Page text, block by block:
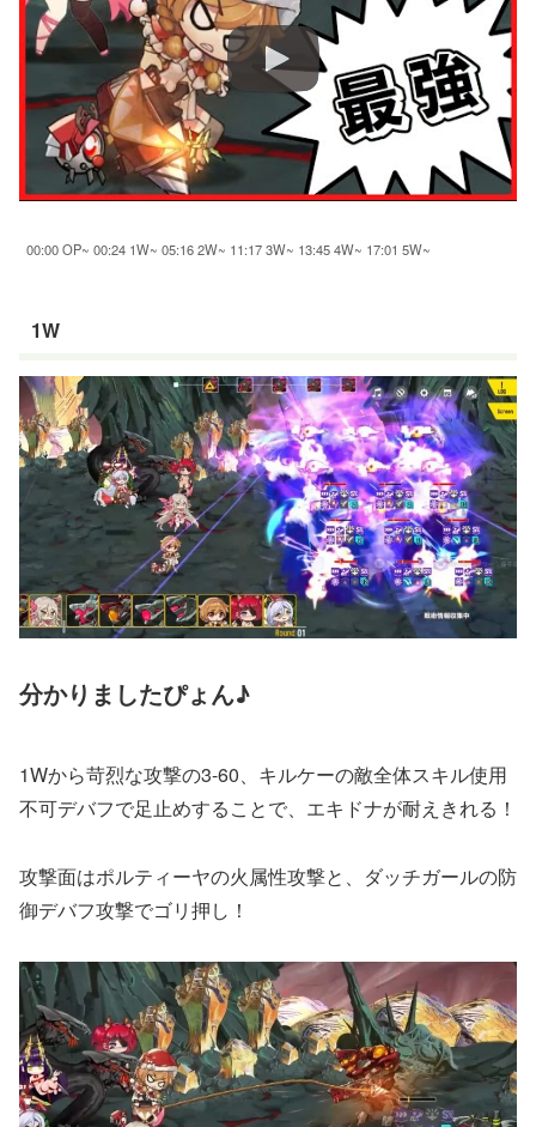
00:00 OP~ 00:24 1W~ 05:16 2W~ 11:17 3W~ 13:45 4W~ 17:01 5W~
1W
分かりましたぴょん♪
1Wから苛烈な攻撃の3-60、キルケーの敵全体スキル使用
不可デバフで足止めすることで、エキドナが耐えきれる！
攻撃面はポルティーヤの火属性攻撃と、ダッチガールの防
御デバフ攻撃でゴリ押し！